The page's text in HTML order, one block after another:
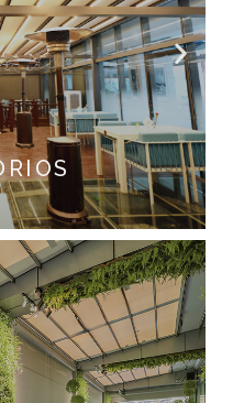
espacios, gradúa
e incluso
y cerrado de tu
más